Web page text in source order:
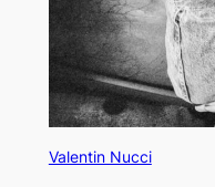
Valentin Nucci